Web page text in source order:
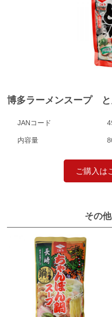
博多ラーメンスープ
JANコード
内容量
ご購入は
その